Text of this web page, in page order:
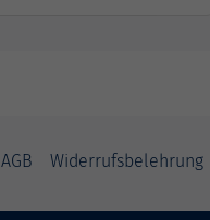
AGB Widerrufsbelehrung